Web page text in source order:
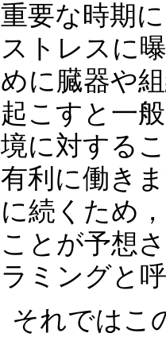
重要な時期
ストレスに
めに臓器や
起こすと一
境に対する
有利に働き
に続くため
ことが予想
ラミングと
それではこ